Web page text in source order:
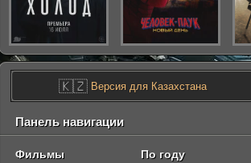
🇰🇿Версия для Казахстана
Панель навигации
Фильмы По году